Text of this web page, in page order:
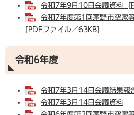
令和7年9月10日会議資料
令和7年度第1回茅野市空家
[PDFファイル／63KB]
令和6年度
令和7年3月14日会議結果報
令和7年3月14日会議資料